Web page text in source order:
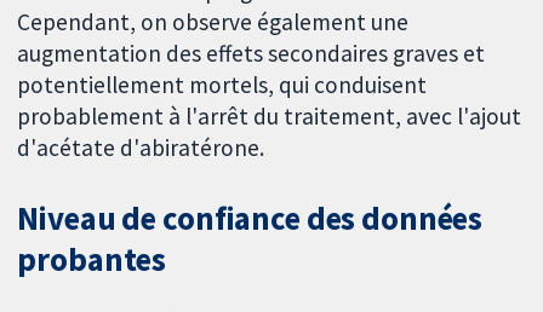
Cependant, on observe également une
augmentation des effets secondaires graves et
potentiellement mortels, qui conduisent
probablement à l'arrêt du traitement, avec l'ajout
d'acétate d'abiratérone.
Niveau de confiance des données
probantes